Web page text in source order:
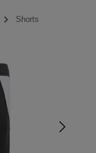
Shorts